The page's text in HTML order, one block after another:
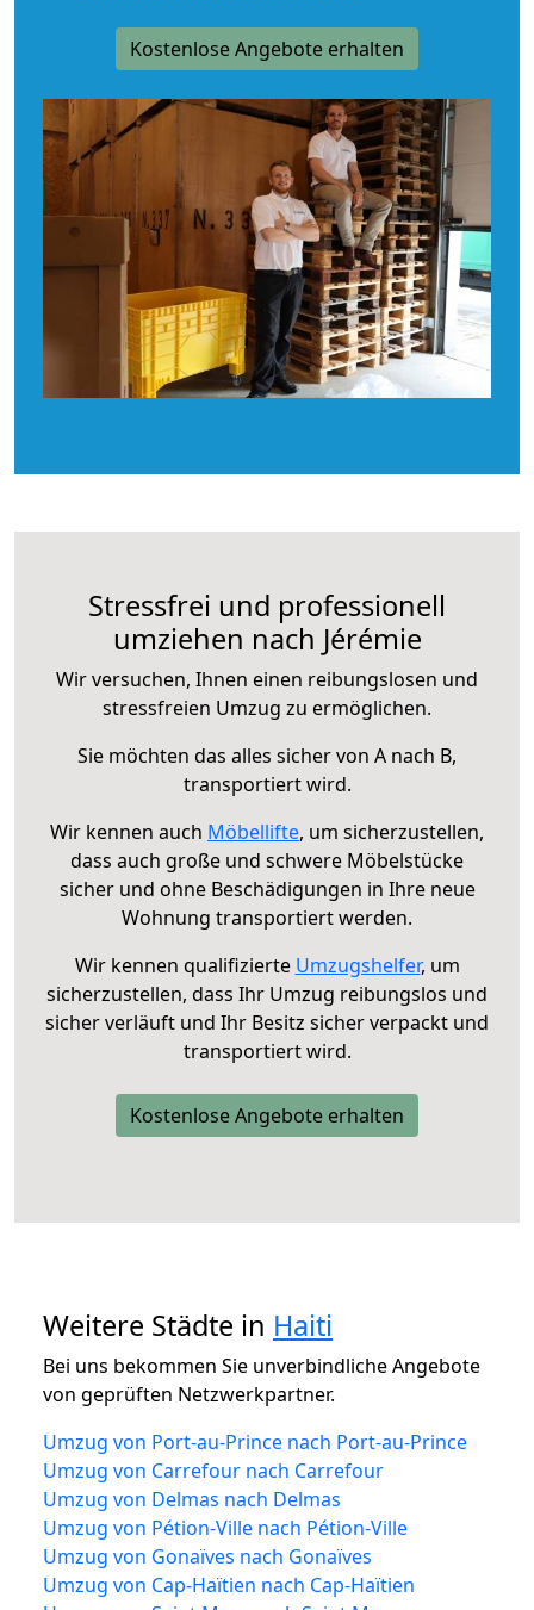
Kostenlose Angebote erhalten
Stressfrei und professionell
umziehen nach Jérémie
Wir versuchen, Ihnen einen reibungslosen und
stressfreien Umzug zu ermöglichen.
Sie möchten das alles sicher von A nach B,
transportiert wird.
Wir kennen auch Möbellifte, um sicherzustellen,
dass auch große und schwere Möbelstücke
sicher und ohne Beschädigungen in Ihre neue
Wohnung transportiert werden.
Wir kennen qualifizierte Umzugshelfer, um
sicherzustellen, dass Ihr Umzug reibungslos und
sicher verläuft und Ihr Besitz sicher verpackt und
transportiert wird.
Kostenlose Angebote erhalten
Weitere Städte in Haiti
Bei uns bekommen Sie unverbindliche Angebote
von geprüften Netzwerkpartner.
Umzug von Port-au-Prince nach Port-au-Prince
Umzug von Carrefour nach Carrefour
Umzug von Delmas nach Delmas
Umzug von Pétion-Ville nach Pétion-Ville
Umzug von Gonaïves nach Gonaïves
Umzug von Cap-Haïtien nach Cap-Haïtien